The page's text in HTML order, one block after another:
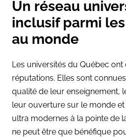
Un réseau
inclusif parmi
au monde
Les universités du Québec ont
réputations. Elles sont
qualité de leur enseignement,
leur ouverture sur le monde
ultra modernes à la pointe de
ne peut être que bénéfique